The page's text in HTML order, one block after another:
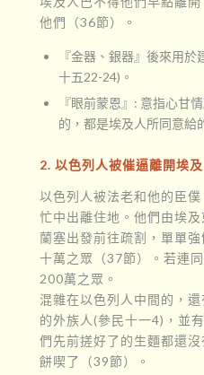
他們（36節）。
『金器、銀器』後來用
十五22-24)。
『眼前蒙恩』: 意指心甘
的，都是埃及人所同意給
2. 以色列人被催逼離開埃
以色列人被法老和他的臣
忙中出離住地。他們由埃
蘭塞出發前往疏割，單單
十萬之眾（37節）。若連
200萬之眾。
混雜在以色列人中間的，
的外族人(參民十一4)，並
們先前搓好了的生麵都還
餅喫了（39節）。